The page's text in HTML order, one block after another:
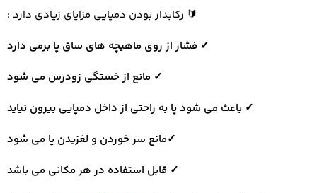
🔰 رکابدار بودن دمپایی مزایای زیادی دارد :
✓ فشار از روی ماهیچه های ساق پا برمی دارد
✓ مانع از خستگی زودرس می شود
✓ باعث می شود پا به راحتی از داخل دمپایی بیرون نیاید
✓مانع سر خوردن و لغزیدن پا می شود
✓ قابل استفاده در هر مکانی می باشد